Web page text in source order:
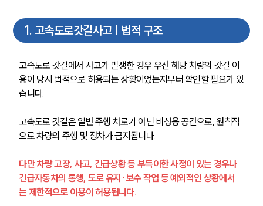
1. 고속도로갓길사고 | 법적 구조
고속도로 갓길에서 사고가 발생한 경우 우선 해당 차량의 갓길 이
용이 당시 법적으로 허용되는 상황이었는지부터 확인할 필요가 있
습니다.
고속도로 갓길은 일반 주행 차로가 아닌 비상용 공간으로, 원칙적
으로 차량의 주행 및 정차가 금지됩니다.
다만 차량 고장, 사고, 긴급상황 등 부득이한 사정이 있는 경우나
긴급자동차의 통행, 도로 유지·보수 작업 등 예외적인 상황에서
는 제한적으로 이용이 허용됩니다.